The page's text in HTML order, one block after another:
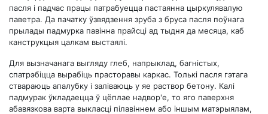
пасля і падчас працы патрабуецца пастаянна цыркулявалую
паветра. Да пачатку ўзвядзення зруба з бруса пасля поўнага
прылады падмурка павінна прайсці ад тыдня да месяца, каб
канструкцыя цалкам выстаялі.
Для вызначанага выгляду глеб, напрыклад, багністых,
спатрэбіцца вырабіць прасторавы каркас. Толькі пасля гэтага
ствараюць апалубку і заліваюць у яе раствор бетону. Калі
падмурак ўкладаецца ў цёплае надвор'е, то яго паверхня
абавязкова варта выкласці пілавіннем або іншым матэрыялам,